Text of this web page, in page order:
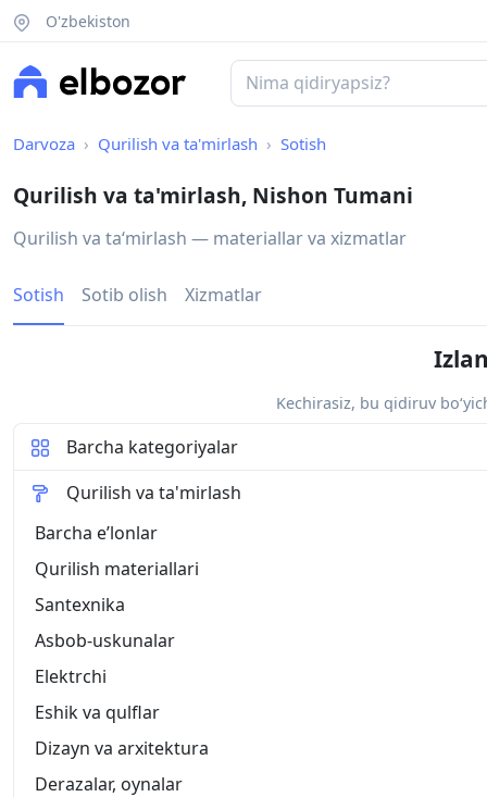
O'zbekiston
Darvoza Qurilish va ta'mirlash Sotish
Qurilish va ta'mirlash, Nishon Tumani
Qurilish va taʻmirlash — materiallar va xizmatlar
Sotish Sotib olish Xizmatlar
Kechirasiz, bu qidiruv
Barcha kategoriyalar
Qurilish va ta'mirlash
Barcha eʼlonlar
Qurilish materiallari
Santexnika
Asbob-uskunalar
Elektrchi
Eshik va qulflar
Dizayn va arxitektura
Derazalar, oynalar